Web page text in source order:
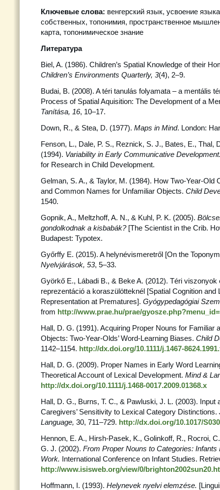
Ключевые слова: венгерский язык, усвоение
собственных, топонимия, пространственное
карта, топонимическое знание
Литература
Biel, A. (1986). Children’s Spatial Knowledge of their
Children’s Environments Quarterly, 3(4), 2–9.
Budai, B. (2008). A téri tanulás folyamata – a mentális
Process of Spatial Aquisition: The Development of a
Tanítása, 16, 10–17.
Down, R., & Stea, D. (1977). Maps in Mind. London:
Fenson, L., Dale, P. S., Reznick, S. J., Bates, E., Thal,
(1994). Variability in Early Communicative
for Research in Child Development.
Gelman, S. A., & Taylor, M. (1984). How Two-Year-Old
and Common Names for Unfamiliar Objects. Child
1540.
Gopnik, A., Meltzhoff, A. N., & Kuhl, P. K. (2005).
gondolkodnak a kisbabák? [The Scientist in the Crib.
Budapest: Typotex.
Győrffy E. (2015). A helynévismeretről [On the
Nyelvjárások, 53, 5–33.
Györkő E., Lábadi B., & Beke A. (2012). Téri viszonyok
reprezentáció a koraszülötteknél [Spatial Cognition and
Representation at Prematures]. Gyógypedagógiai
from http://www.prae.hu/prae/
Hall, D. G. (1991). Acquiring Proper Nouns for Familiar
Objects: Two-Year-Olds’ Word-Learning Biases. Child
1142–1154. http://dx.doi.org/10.1111/j.1467-
Hall, D. G. (2009). Proper Names in Early Word
Theoretical Account of Lexical Development. Mind &
http://dx.doi.org/10.1111/j.1468-0017.2009.01368.x
Hall, D. G., Burns, T. C., & Pawluski, J. L. (2003). Input
Caregivers’ Sensitivity to Lexical Category Distinctions.
Language, 30, 711–729. http://dx.doi.org/10.1017/
Hennon, E. A., Hirsh-Pasek, K., Golinkoff, R., Rocroi,
G. J. (2002). From Proper Nouns to Categories: Infants
Work. International Conference on Infant Studies.
http://www.isisweb.org/view/0/
Hoffmann, I. (1993). Helynevek nyelvi elemzése.